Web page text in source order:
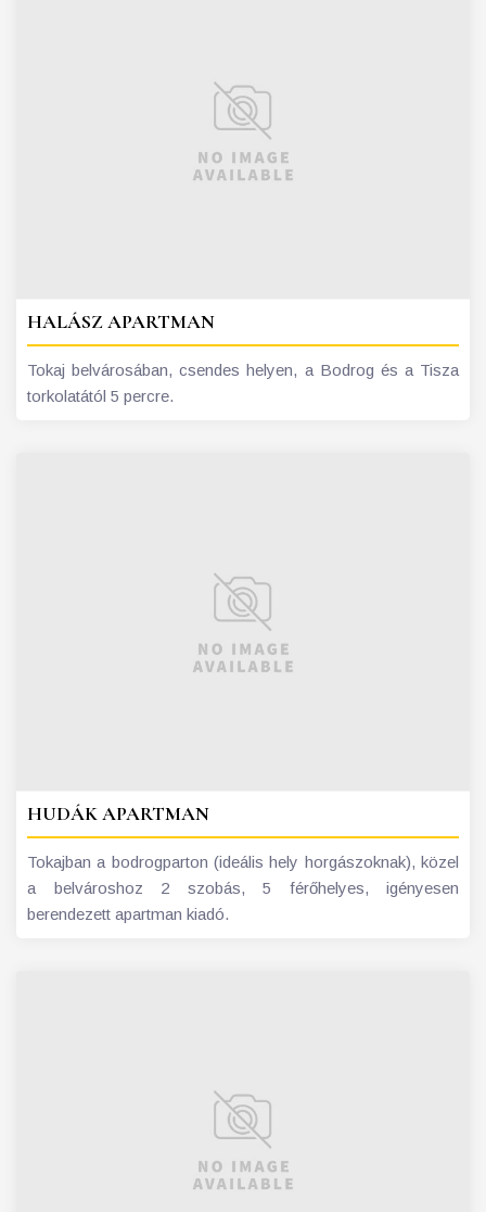
HALÁSZ APARTMAN
Tokaj belvárosában, csendes helyen, a Bodrog és a Tisza
torkolatától 5 percre.
HUDÁK APARTMAN
Tokajban a bodrogparton (ideális hely horgászoknak), közel
a belvároshoz 2 szobás, 5 férőhelyes, igényesen
berendezett apartman kiadó.